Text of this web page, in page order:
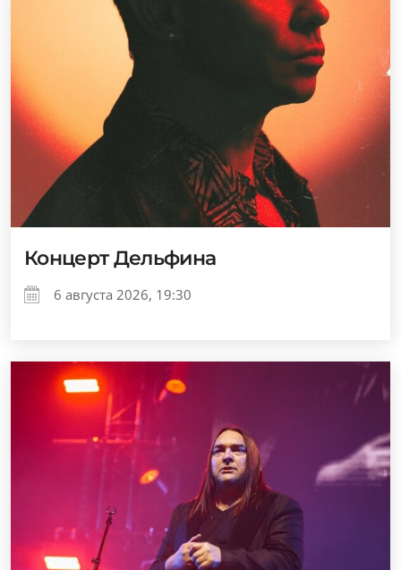
Концерт Дельфина
6 августа 2026, 19:30